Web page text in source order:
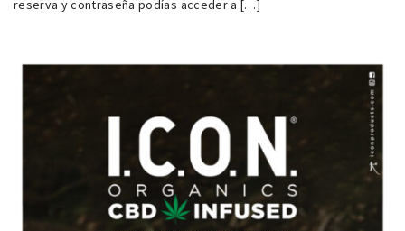
reserva y contraseña podías acceder a […]